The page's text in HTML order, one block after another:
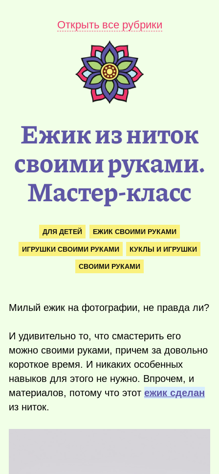
Открыть все рубрики
Ежик из ниток
своими руками.
Мастер-класс
ДЛЯ ДЕТЕЙ ЕЖИК СВОИМИ РУКАМИ
ИГРУШКИ СВОИМИ РУКАМИ КУКЛЫ И ИГРУШКИ
СВОИМИ РУКАМИ
Милый ежик на фотографии, не правда ли?
И удивительно то, что смастерить его
можно своими руками, причем за довольно
короткое время. И никаких особенных
навыков для этого не нужно. Впрочем, и
материалов, потому что этот ежик сделан
из ниток.